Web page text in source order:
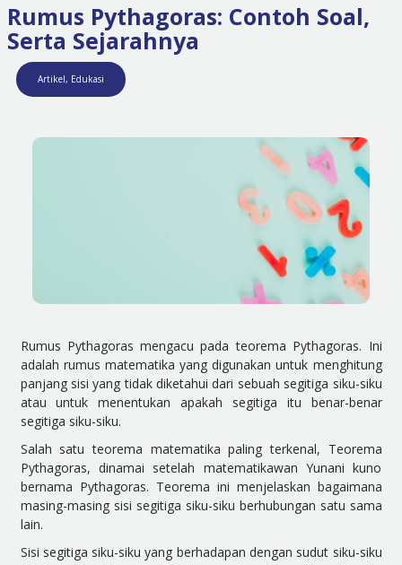
Rumus Pythagoras: Contoh Soal,
Serta Sejarahnya
Artikel, Edukasi
Rumus Pythagoras mengacu pada teorema Pythagoras. Ini
adalah rumus matematika yang digunakan untuk menghitung
panjang sisi yang tidak diketahui dari sebuah segitiga siku-siku
atau untuk menentukan apakah segitiga itu benar-benar
segitiga siku-siku.
Salah satu teorema matematika paling terkenal, Teorema
Pythagoras, dinamai setelah matematikawan Yunani kuno
bernama Pythagoras. Teorema ini menjelaskan bagaimana
masing-masing sisi segitiga siku-siku berhubungan satu sama
lain.
Sisi segitiga siku-siku yang berhadapan dengan sudut siku-siku